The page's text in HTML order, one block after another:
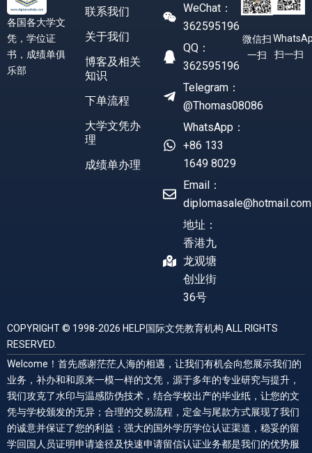
各国各大学文
凭，学位证
书，成绩单俱
乐部
联系我们
关于我们
博客及相关
知识
下单流程
大学文凭办
理
成绩单办理
WeChat：
362595196
QQ：
362595196
Telegram：
@Thomas08086
WhatsApp：
+86 133
1649 8029
Email：
diplomasale@hotmail.com
地址：
香港九
龙观塘
创业街
36号
微信扫
一扫
扫一扫
COPYRIGHT © 1998-2026 HELP国际文凭教育机构 ALL RIGHTS
RESERVED.
Welcome！首先感谢茫茫人海的相遇，让我们有机会向您展示我们的
业务，补办和和原来一模一样的文凭，源于多年的专业研究与提升，
我们攻克了水印与温感防伪技术，结合学校出产的毕业纸，让您的文
凭与学校颁发的无异；合理的交易流程，定金与尾款方式展现了我们
的诚意并保证了您的利益；强大的国外学历学位认证渠道，稳妥的留
学回国人员证明申请途径及快速申请留信认证业务都是我们的优势服